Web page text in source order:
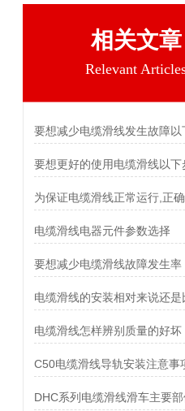
相关文章
Relevant
要想更好的使用电缆滑线以下
为保证电缆滑线正常运行,正
电缆滑线电器元件参数选择
电缆滑线怎样辨别质量的好坏
C50电缆滑线导轨安装注意事
DHC系列电缆滑线滑车主要